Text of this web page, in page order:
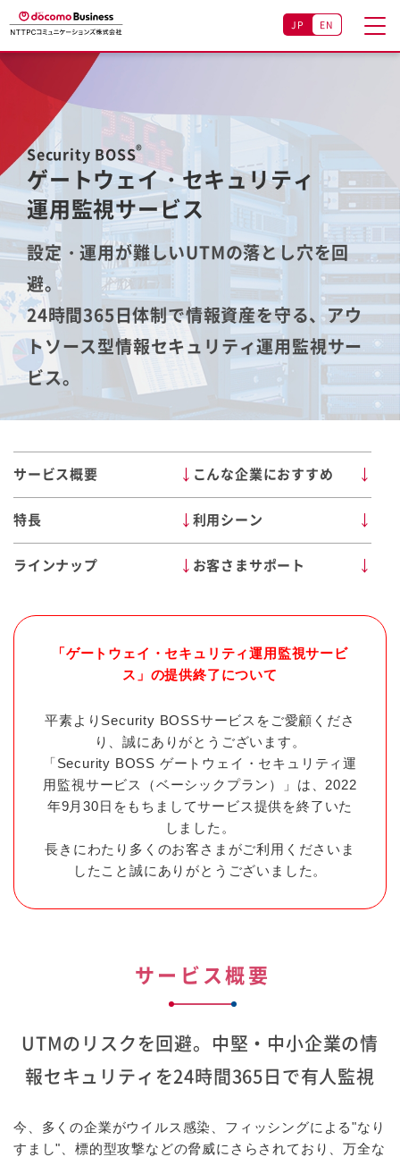
JP EN
Security BOSS®
ゲートウェイ・セキュリティ
運用監視サービス
設定・運用が難しいUTMの落とし穴を回
避。
24時間365日体制で情報資産を守る、アウ
トソース型情報セキュリティ運用監視サー
ビス。
サービス概要 こんな企業におすすめ
特長 利用シーン
ラインナップ お客さまサポート
「ゲートウェイ・セキュリティ運用監視サービ
ス」の提供終了について
平素よりSecurity BOSSサービスをご愛顧くださ
り、誠にありがとうございます。
「Security BOSS ゲートウェイ・セキュリティ運
用監視サービス（ベーシックプラン）」は、 2022
年9月30日をもちましてサービス提供を終了いた
しました。
長きにわたり多くのお客さまがご利用くださいま
したこと誠にありがとうございました。
サービス概要
UTMのリスクを回避。 中堅・中小企業の情
報セキュリティを24時間365日で有人監視
今、多くの企業がウイルス感染、フィッシングによる"なり
すまし"、標的型攻撃などの脅威にさらされており、万全な